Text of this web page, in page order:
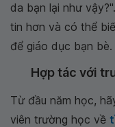
da bạn lại như
tin hơn và có thể
để giáo dục bạn bè.
Hợp tác với
Từ đầu năm học,
viên trường học về